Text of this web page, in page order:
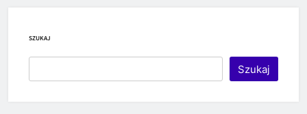
SZUKAJ
Szukaj